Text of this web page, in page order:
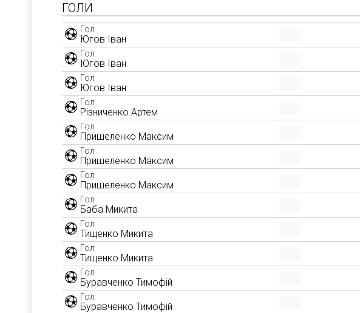
ГОЛИ
Гол
Югов Іван
Гол
Югов Іван
Гол
Югов Іван
Гол
Різниченко Артем
Гол
Пришеленко Максим
Гол
Пришеленко Максим
Гол
Пришеленко Максим
Гол
Баба Микита
Гол
Тищенко Микита
Гол
Тищенко Микита
Гол
Буравченко Тимофій
Гол
Буравченко Тимофій